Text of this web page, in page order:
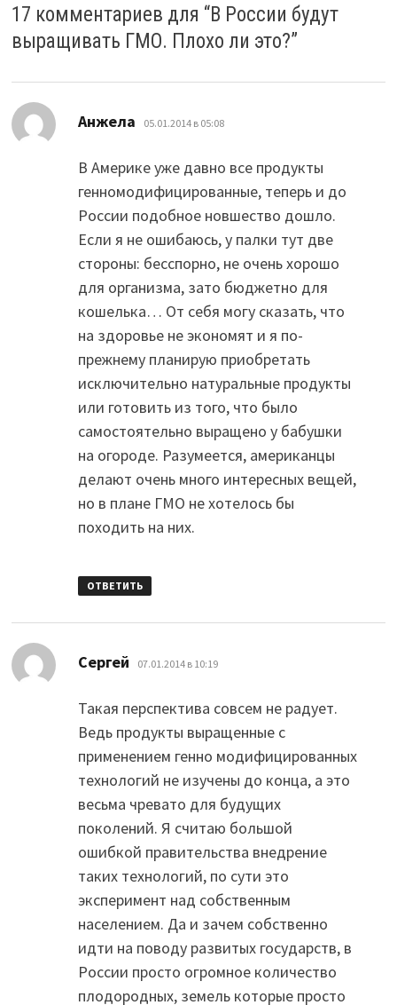
17 комментариев для “В России будут
выращивать ГМО. Плохо ли это?”
Анжела 05.01.2014 в 05:08
В Америке уже давно все продукты
генномодифицированные, теперь и до
России подобное новшество дошло.
Если я не ошибаюсь, у палки тут две
стороны: бесспорно, не очень хорошо
для организма, зато бюджетно для
кошелька… От себя могу сказать, что
на здоровье не экономят и я по-
прежнему планирую приобретать
исключительно натуральные продукты
или готовить из того, что было
самостоятельно выращено у бабушки
на огороде. Разумеется, американцы
делают очень много интересных вещей,
но в плане ГМО не хотелось бы
походить на них.
ОТВЕТИТЬ
Сергей 07.01.2014 в 10:19
Такая перспектива совсем не радует.
Ведь продукты выращенные с
применением генно модифицированных
технологий не изучены до конца, а это
весьма чревато для будущих
поколений. Я считаю большой
ошибкой правительства внедрение
таких технологий, по сути это
эксперимент над собственным
населением. Да и зачем собственно
идти на поводу развитых государств, в
России просто огромное количество
плодородных, земель которые просто